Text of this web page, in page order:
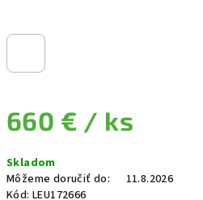
660 € / ks
Skladom
Môžeme doručiť do:
11.8.2026
Kód: LEU172666